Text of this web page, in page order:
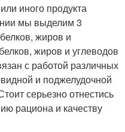
иного продукта
мы выделим 3
жиров и
жиров и углеводов
с работой различных
и поджелудочной
серьезно отнестись
рациона и качеству